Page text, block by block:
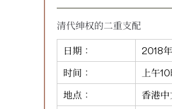
清代绅权的二重支配
日期：
2018
时间：
上午
地点：
香港中